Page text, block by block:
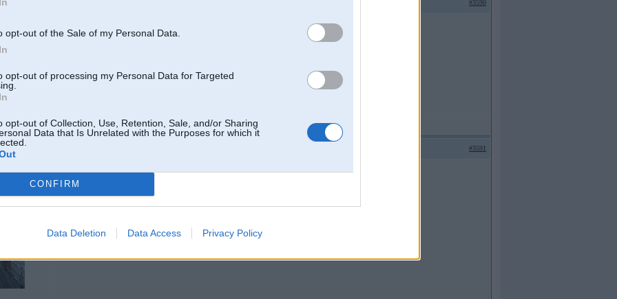
opt-out of the Sale of my Personal Data.
opt-out of processing my Personal Data for Targeted
opt-out of Collection, Use, Retention, Sale, and/or Sharing
Data that Is Unrelated with the Purposes for which it
CONFIRM
Data Deletion Data Access Privacy Policy
#3590
#3591
Nezinu, man viss ok, punktus varu mainīt, ielūgumus sūtīt utt